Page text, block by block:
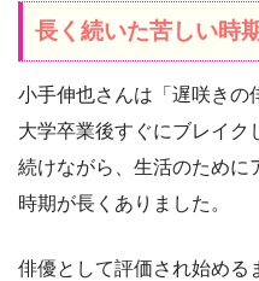
長く続いた苦しい時
小手伸也さんは「遅咲きの
大学卒業後すぐにブレイク
続けながら、生活のために
時期が長くありました。
俳優として評価され始める